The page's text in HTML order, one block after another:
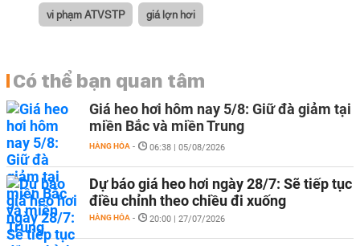
vi phạm ATVSTP giá lợn hơi
Có thể bạn quan tâm
Giá heo hơi hôm nay 5/8: Giữ đà giảm tại
miền Bắc và miền Trung
HÀNG HÓA - 06:38 | 05/08/2026
Dự báo giá heo hơi ngày 28/7: Sẽ tiếp tục
điều chỉnh theo chiều đi xuống
HÀNG HÓA - 20:00 | 27/07/2026